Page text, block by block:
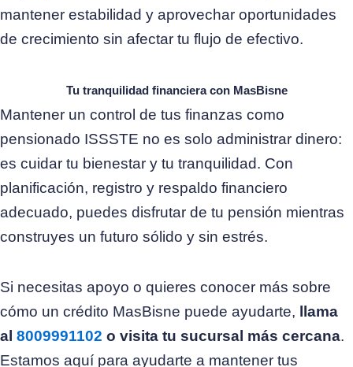
mantener estabilidad y aprovechar oportunidades
de crecimiento sin afectar tu flujo de efectivo.
Tu tranquilidad financiera con MasBisne
Mantener un control de tus finanzas como
pensionado ISSSTE no es solo administrar dinero:
es cuidar tu bienestar y tu tranquilidad. Con
planificación, registro y respaldo financiero
adecuado, puedes disfrutar de tu pensión mientras
construyes un futuro sólido y sin estrés.
Si necesitas apoyo o quieres conocer más sobre
cómo un crédito MasBisne puede ayudarte,
llama
al 8009991102 o visita tu sucursal más cercana.
Estamos aquí para ayudarte a mantener tus